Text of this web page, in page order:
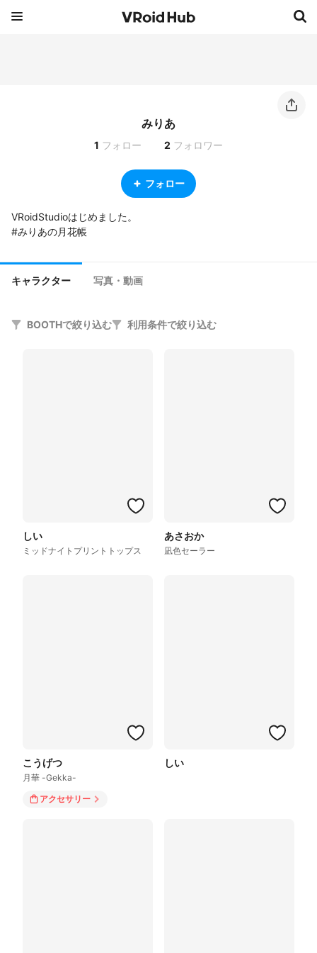
みりあ
1 フォロー 2 フォロワー
フォロー
VRoidStudioはじめました。
#みりあの月花帳
キャラクター 写真・動画
BOOTHで絞り込む 利用条件で絞り込む
しい
ミッドナイトプリントトップス
あさおか
凪色セーラー
こうげつ
月華 -Gekka-
アクセサリー
しい